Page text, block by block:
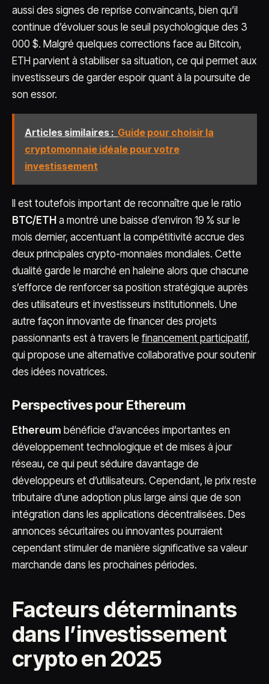
aussi des signes de reprise convaincants, bien qu’il
continue d’évoluer sous le seuil psychologique des 3
000 $. Malgré quelques corrections face au Bitcoin,
ETH parvient à stabiliser sa situation, ce qui permet aux
investisseurs de garder espoir quant à la poursuite de
son essor.
Articles similaires : Guide pour choisir la
cryptomonnaie idéale pour votre
investissement
Il est toutefois important de reconnaître que le ratio
BTC/ETH a montré une baisse d’environ 19 % sur le
mois dernier, accentuant la compétitivité accrue des
deux principales crypto-monnaies mondiales. Cette
dualité garde le marché en haleine alors que chacune
s’efforce de renforcer sa position stratégique auprès
des utilisateurs et investisseurs institutionnels. Une
autre façon innovante de financer des projets
passionnants est à travers le financement participatif,
qui propose une alternative collaborative pour soutenir
des idées novatrices.
Perspectives pour Ethereum
Ethereum bénéficie d’avancées importantes en
développement technologique et de mises à jour
réseau, ce qui peut séduire davantage de
développeurs et d’utilisateurs. Cependant, le prix reste
tributaire d’une adoption plus large ainsi que de son
intégration dans les applications décentralisées. Des
annonces sécuritaires ou innovantes pourraient
cependant stimuler de manière significative sa valeur
marchande dans les prochaines périodes.
Facteurs déterminants
dans l’investissement
crypto en 2025